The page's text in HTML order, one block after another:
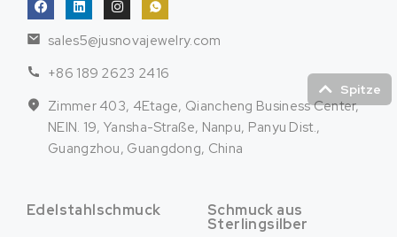
Spitze
sales5@jusnovajewelry.com
+86 189 2623 2416
Zimmer 403, 4Etage, Qiancheng Business Center,
NEIN. 19, Yansha-Straße, Nanpu, Panyu Dist.,
Guangzhou, Guangdong, China
Edelstahlschmuck
Schmuck aus
Sterlingsilber